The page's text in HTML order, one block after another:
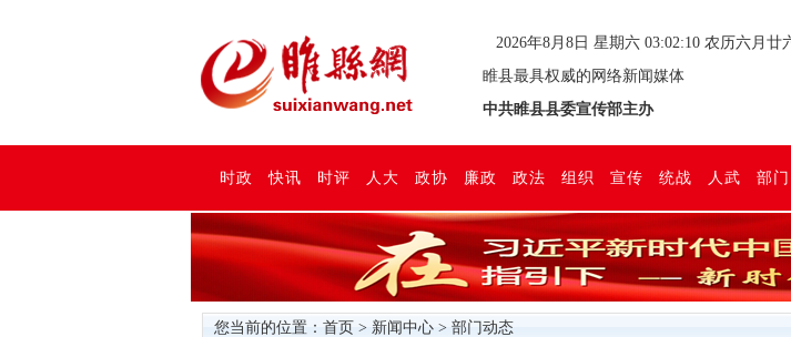
2026年8月8日 星期六 03:02:11 农历六月廿
睢县最具权威的网络新闻媒体
中共睢县县委宣传部主办
时政 快讯 时评 人大 政协 廉政 政法 组织 宣传 统战 人武 部门
您当前的位置： 首页 > 新闻中心 > 部门动态